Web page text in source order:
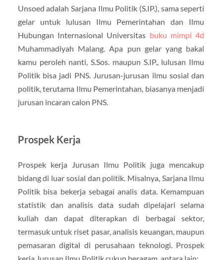
Unsoed adalah Sarjana Ilmu Politik (S.IP.), sama seperti
gelar untuk lulusan Ilmu Pemerintahan dan Ilmu
Hubungan Internasional Universitas buku mimpi 4d
Muhammadiyah Malang. Apa pun gelar yang bakal
kamu peroleh nanti, S.Sos. maupun S.IP., lulusan Ilmu
Politik bisa jadi PNS. Jurusan-jurusan ilmu sosial dan
politik, terutama Ilmu Pemerintahan, biasanya menjadi
jurusan incaran calon PNS.
Prospek Kerja
Prospek kerja Jurusan Ilmu Politik juga mencakup
bidang di luar sosial dan politik. Misalnya, Sarjana Ilmu
Politik bisa bekerja sebagai analis data. Kemampuan
statistik dan analisis data sudah dipelajari selama
kuliah dan dapat diterapkan di berbagai sektor,
termasuk untuk riset pasar, analisis keuangan, maupun
pemasaran digital di perusahaan teknologi. Prospek
kerja Jurusan Ilmu Politik cukup beragam, antara lain: